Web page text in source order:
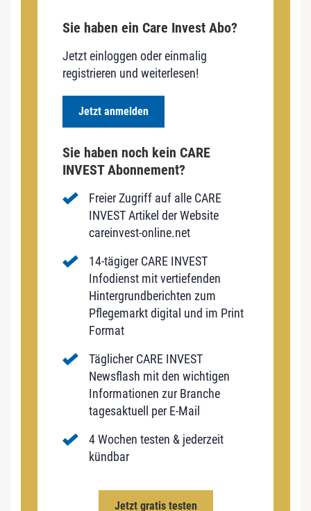
Sie haben ein Care Invest Abo?
Jetzt einloggen oder einmalig
registrieren und weiterlesen!
Jetzt anmelden
Sie haben noch kein CARE
INVEST Abonnement?
Freier Zugriff auf alle CARE
INVEST Artikel der Website
careinvest-online.net
14-tägiger CARE INVEST
Infodienst mit vertiefenden
Hintergrundberichten zum
Pflegemarkt digital und im Print
Format
Täglicher CARE INVEST
Newsflash mit den wichtigen
Informationen zur Branche
tagesaktuell per E-Mail
4 Wochen testen & jederzeit
kündbar
Jetzt gratis testen